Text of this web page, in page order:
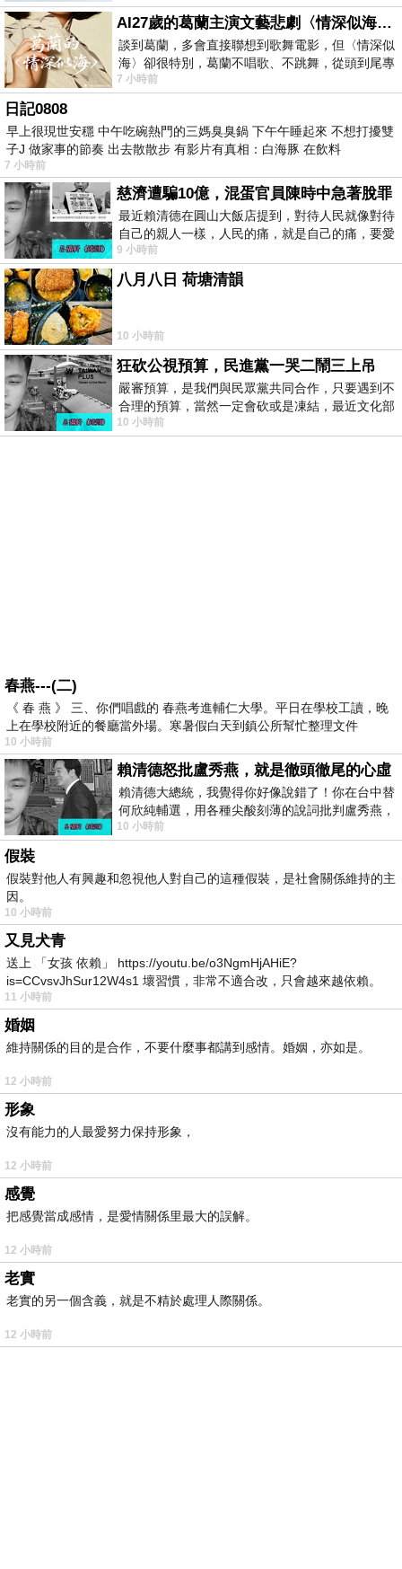
AI27歲的葛蘭主演文藝悲劇〈情深似海〉 #戀上老電影 #葛蘭 #粟子
談到葛蘭，多會直接聯想到歌舞電影，但〈情深似
海〉卻很特別，葛蘭不唱歌、不跳舞，從頭到尾專
心演戲。拍攝期間，經常工作超過12個鐘
7 小時前
日記0808
早上很現世安穩 中午吃碗熱門的三媽臭臭鍋 下午午睡起來 不想打擾雙
子J 做家事的節奏 出去散散步 有影片有真相：白海豚 在飲料
7 小時前
慈濟遭騙10億，混蛋官員陳時中急著脫罪
最近賴清德在圓山大飯店提到，對待人民就像對待
自己的親人一樣，人民的痛，就是自己的痛，要愛
民如親，說的這麼好聽，實際上根本沒做
9 小時前
八月八日 荷塘清韻
10 小時前
狂砍公視預算，民進黨一哭二鬧三上吊
嚴審預算，是我們與民眾黨共同合作，只要遇到不
合理的預算，當然一定會砍或是凍結，最近文化部
要編列公視和Taiwan plus預算，在110年
10 小時前
春燕---(二)
《 春 燕 》 三、你們唱戲的 春燕考進輔仁大學。平日在學校工讀，晚
上在學校附近的餐廳當外場。寒暑假白天到鎮公所幫忙整理文件
10 小時前
賴清德怒批盧秀燕，就是徹頭徹尾的心虛
賴清德大總統，我覺得你好像說錯了！你在台中替
何欣純輔選，用各種尖酸刻薄的說詞批判盧秀燕，
罵她施政滿意度輸給陳其邁，甚至還說盧
10 小時前
假裝
假裝對他人有興趣和忽視他人對自己的這種假裝，是社會關係維持的主
因。
10 小時前
又見犬青
送上 「女孩 依賴」 https://youtu.be/o3NgmHjAHiE?
is=CCvsvJhSur12W4s1 壞習慣，非常不適合改，只會越來越依賴。
我害怕的
11 小時前
婚姻
維持關係的目的是合作，不要什麼事都講到感情。婚姻，亦如是。
12 小時前
形象
沒有能力的人最愛努力保持形象，
12 小時前
感覺
把感覺當成感情，是愛情關係里最大的誤解。
12 小時前
老實
老實的另一個含義，就是不精於處理人際關係。
12 小時前